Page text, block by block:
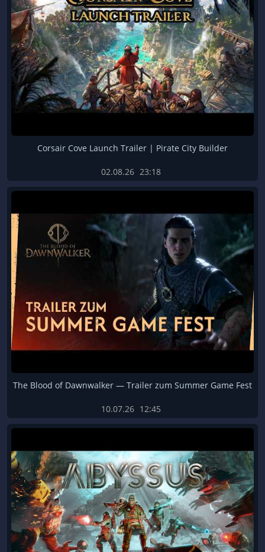
Corsair Cove Launch Trailer | Pirate City Builder
02.08.26 23:18
The Blood of Dawnwalker — Trailer zum Summer Game Fest
10.07.26 12:45